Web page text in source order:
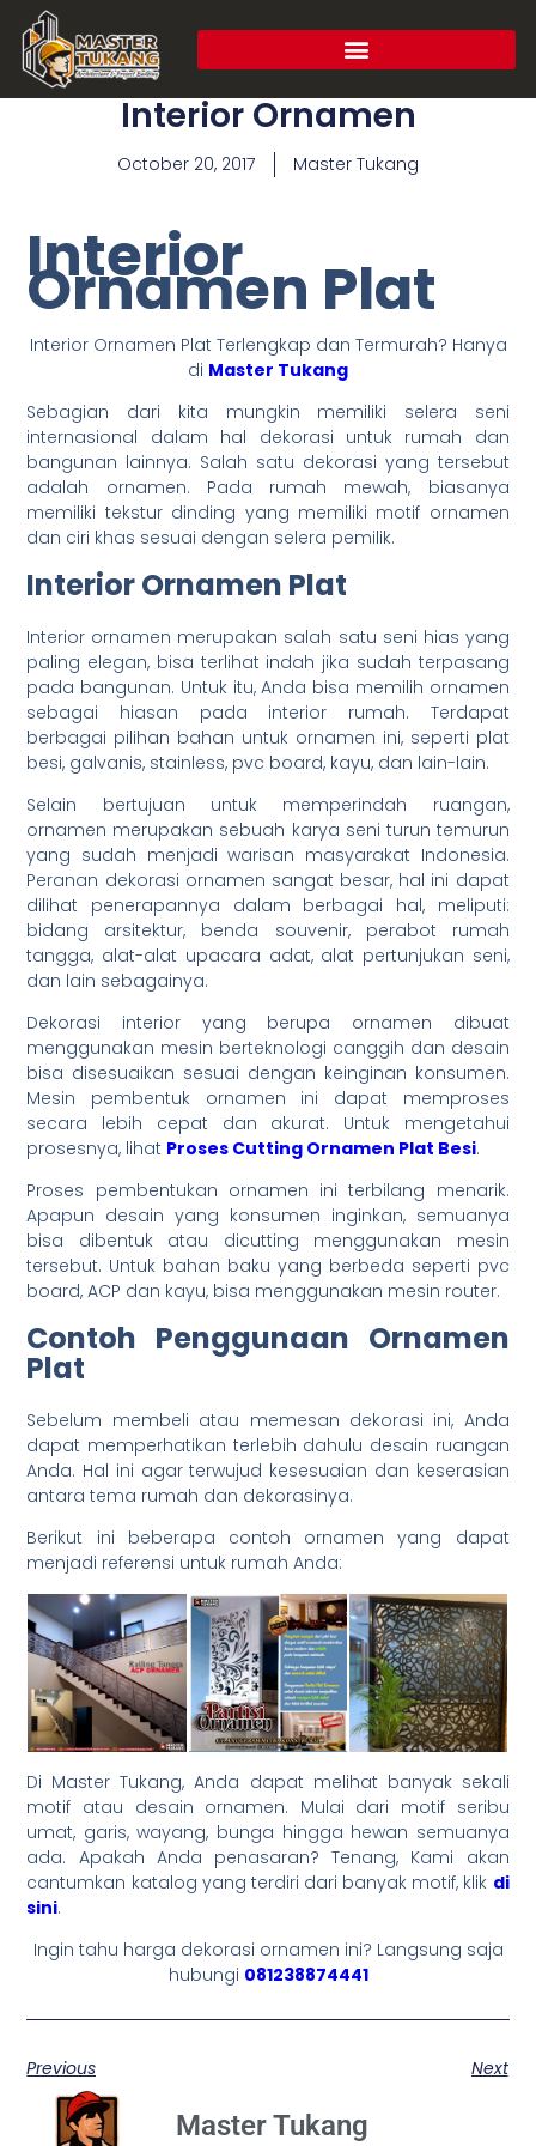
Interior Ornamen
October 20, 2017 Master Tukang
Interior
Ornamen Plat
Interior Ornamen Plat Terlengkap dan Termurah? Hanya
di Master Tukang
Sebagian dari kita mungkin memiliki selera seni
internasional dalam hal dekorasi untuk rumah dan
bangunan lainnya. Salah satu dekorasi yang tersebut
adalah ornamen. Pada rumah mewah, biasanya
memiliki tekstur dinding yang memiliki motif ornamen
dan ciri khas sesuai dengan selera pemilik.
Interior Ornamen Plat
Interior ornamen merupakan salah satu seni hias yang
paling elegan, bisa terlihat indah jika sudah terpasang
pada bangunan. Untuk itu, Anda bisa memilih ornamen
sebagai hiasan pada interior rumah. Terdapat
berbagai pilihan bahan untuk ornamen ini, seperti plat
besi, galvanis, stainless, pvc board, kayu, dan lain-lain.
Selain bertujuan untuk memperindah ruangan,
ornamen merupakan sebuah karya seni turun temurun
yang sudah menjadi warisan masyarakat Indonesia.
Peranan dekorasi ornamen sangat besar, hal ini dapat
dilihat penerapannya dalam berbagai hal, meliputi:
bidang arsitektur, benda souvenir, perabot rumah
tangga, alat-alat upacara adat, alat pertunjukan seni,
dan lain sebagainya.
Dekorasi interior yang berupa ornamen dibuat
menggunakan mesin berteknologi canggih dan desain
bisa disesuaikan sesuai dengan keinginan konsumen.
Mesin pembentuk ornamen ini dapat memproses
secara lebih cepat dan akurat. Untuk mengetahui
prosesnya, lihat Proses Cutting Ornamen Plat Besi.
Proses pembentukan ornamen ini terbilang menarik.
Apapun desain yang konsumen inginkan, semuanya
bisa dibentuk atau dicutting menggunakan mesin
tersebut. Untuk bahan baku yang berbeda seperti pvc
board, ACP dan kayu, bisa menggunakan mesin router.
Contoh Penggunaan Ornamen
Plat
Sebelum membeli atau memesan dekorasi ini, Anda
dapat memperhatikan terlebih dahulu desain ruangan
Anda. Hal ini agar terwujud kesesuaian dan keserasian
antara tema rumah dan dekorasinya.
Berikut ini beberapa contoh ornamen yang dapat
menjadi referensi untuk rumah Anda:
Di Master Tukang, Anda dapat melihat banyak sekali
motif atau desain ornamen. Mulai dari motif seribu
umat, garis, wayang, bunga hingga hewan semuanya
ada. Apakah Anda penasaran? Tenang, Kami akan
cantumkan katalog yang terdiri dari banyak motif, klik di
sini.
Ingin tahu harga dekorasi ornamen ini? Langsung saja
hubungi 081238874441
Previous Next
Master Tukang